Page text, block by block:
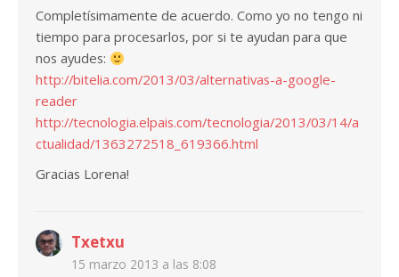
Completísimamente de acuerdo. Como yo no tengo ni
tiempo para procesarlos, por si te ayudan para que
nos ayudes:
http://bitelia.com/2013/03/alternativas-a-google-
reader
http://tecnologia.elpais.com/tecnologia/2013/03/14/a
ctualidad/1363272518_619366.html
Gracias Lorena!
Txetxu
15 marzo 2013 a las 8:08